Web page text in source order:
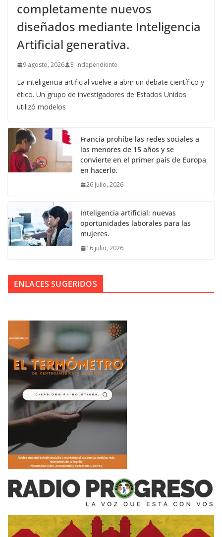
completamente nuevos
diseñados mediante Inteligencia
Artificial generativa.
9 agosto, 2026 El Independiente
La inteligencia artificial vuelve a abrir un debate científico y
ético. Un grupo de investigadores de Estados Unidos
utilizó modelos
Francia prohíbe las redes sociales a
los menores de 15 años y se
convierte en el primer país de Europa
en hacerlo.
26 julio, 2026
Inteligencia artificial: nuevas
oportunidades laborales para las
mujeres.
16 julio, 2026
ENLACES SUGERIDOS